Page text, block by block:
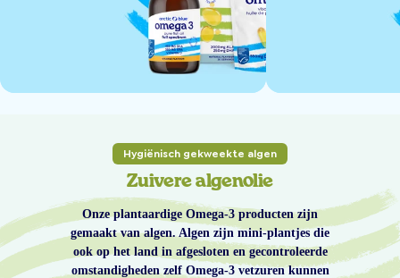
Hygiënisch gekweekte algen
Zuivere algenolie
Onze plantaardige Omega-3 producten zijn
gemaakt van algen. Algen zijn mini-plantjes die
ook op het land in afgesloten en gecontroleerde
omstandigheden zelf Omega-3 vetzuren kunnen